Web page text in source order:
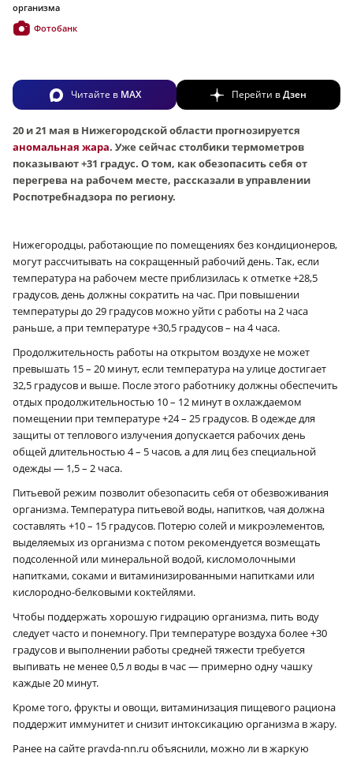
организма
Фотобанк
Читайте в MAX Перейти вДзен
20 и 21 мая в Нижегородской области прогнозируется
аномальная жара. Уже сейчас столбики термометров
показывают +31 градус. О том, как обезопасить себя от
перегрева на рабочем месте, рассказали в управлении
Роспотребнадзора по региону.
Нижегородцы, работающие по помещениях без кондиционеров,
могут рассчитывать на сокращенный рабочий день. Так, если
температура на рабочем месте приблизилась к отметке +28,5
градусов, день должны сократить на час. При повышении
температуры до 29 градусов можно уйти с работы на 2 часа
раньше, а при температуре +30,5 градусов – на 4 часа.
Продолжительность работы на открытом воздухе не может
превышать 15 – 20 минут, если температура на улице достигает
32,5 градусов и выше. После этого работнику должны обеспечить
отдых продолжительностью 10 – 12 минут в охлаждаемом
помещении при температуре +24 – 25 градусов. В одежде для
защиты от теплового излучения допускается рабочих день
общей длительностью 4 – 5 часов, а для лиц без специальной
одежды — 1,5 – 2 часа.
Питьевой режим позволит обезопасить себя от обезвоживания
организма. Температура питьевой воды, напитков, чая должна
составлять +10 – 15 градусов. Потерю солей и микроэлементов,
выделяемых из организма с потом рекомендуется возмещать
подсоленной или минеральной водой, кисломолочными
напитками, соками и витаминизированными напитками или
кислородно-белковыми коктейлями.
Чтобы поддержать хорошую гидрацию организма, пить воду
следует часто и понемногу. При температуре воздуха более +30
градусов и выполнении работы средней тяжести требуется
выпивать не менее 0,5 л воды в час — примерно одну чашку
каждые 20 минут.
Кроме того, фрукты и овощи, витаминизация пищевого рациона
поддержит иммунитет и снизит интоксикацию организма в жару.
Ранее на сайте pravda-nn.ru объяснили, можно ли в жаркую